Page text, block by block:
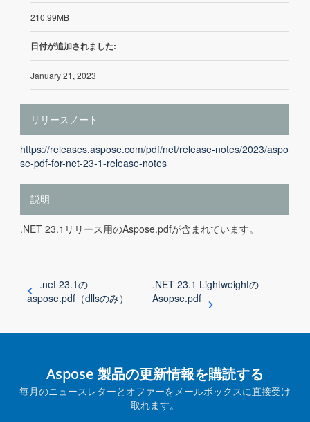
210.99MB
日付が追加されました:
January 21, 2023
リリースノート
https://releases.aspose.com/pdf/net/release-notes/2023/aspo
se-pdf-for-net-23-1-release-notes
説明
.NET 23.1リリース用のAspose.pdfが含まれています。
.net 23.1の
aspose.pdf（dllsのみ）
.NET 23.1 Lightweightの
Asopse.pdf
Aspose 製品の更新情報を購読する
毎月のニュースレターとオファーをメールボックスに直接受け
取れます。